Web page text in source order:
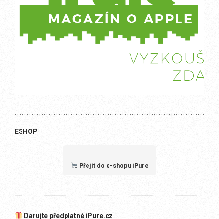
ESHOP
Přejít do e-shopu iPure
Darujte předplatné iPure.cz